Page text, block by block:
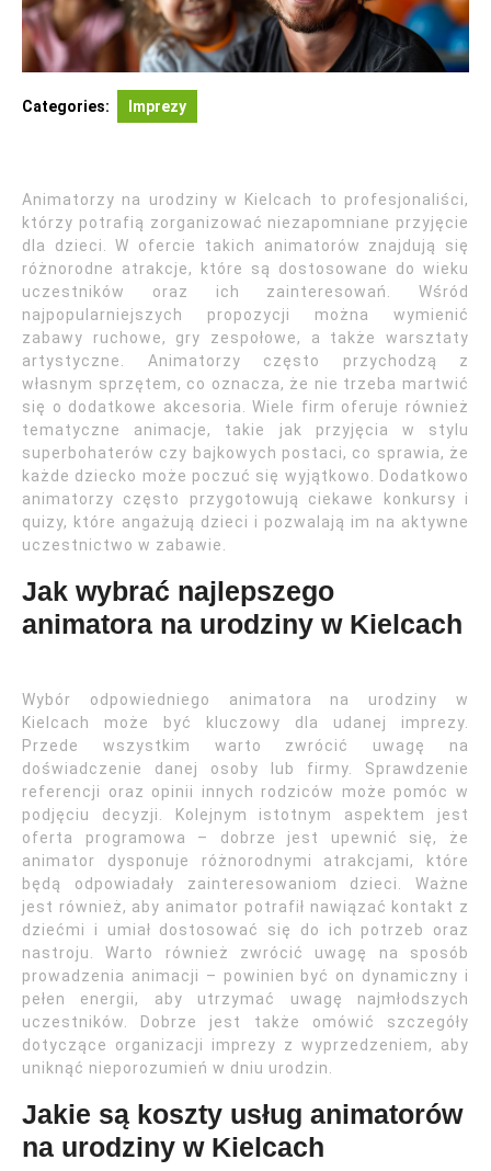
Categories: Imprezy
Animatorzy na urodziny w Kielcach to profesjonaliści,
którzy potrafią zorganizować niezapomniane przyjęcie
dla dzieci. W ofercie takich animatorów znajdują się
różnorodne atrakcje, które są dostosowane do wieku
uczestników oraz ich zainteresowań. Wśród
najpopularniejszych propozycji można wymienić
zabawy ruchowe, gry zespołowe, a także warsztaty
artystyczne. Animatorzy często przychodzą z
własnym sprzętem, co oznacza, że nie trzeba martwić
się o dodatkowe akcesoria. Wiele firm oferuje również
tematyczne animacje, takie jak przyjęcia w stylu
superbohaterów czy bajkowych postaci, co sprawia, że
każde dziecko może poczuć się wyjątkowo. Dodatkowo
animatorzy często przygotowują ciekawe konkursy i
quizy, które angażują dzieci i pozwalają im na aktywne
uczestnictwo w zabawie.
Jak wybrać najlepszego
animatora na urodziny w Kielcach
Wybór odpowiedniego animatora na urodziny w
Kielcach może być kluczowy dla udanej imprezy.
Przede wszystkim warto zwrócić uwagę na
doświadczenie danej osoby lub firmy. Sprawdzenie
referencji oraz opinii innych rodziców może pomóc w
podjęciu decyzji. Kolejnym istotnym aspektem jest
oferta programowa – dobrze jest upewnić się, że
animator dysponuje różnorodnymi atrakcjami, które
będą odpowiadały zainteresowaniom dzieci. Ważne
jest również, aby animator potrafił nawiązać kontakt z
dziećmi i umiał dostosować się do ich potrzeb oraz
nastroju. Warto również zwrócić uwagę na sposób
prowadzenia animacji – powinien być on dynamiczny i
pełen energii, aby utrzymać uwagę najmłodszych
uczestników. Dobrze jest także omówić szczegóły
dotyczące organizacji imprezy z wyprzedzeniem, aby
uniknąć nieporozumień w dniu urodzin.
Jakie są koszty usług animatorów
na urodziny w Kielcach